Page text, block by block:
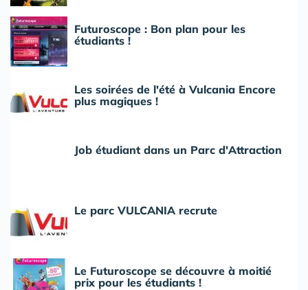
Futuroscope : Bon plan pour les
étudiants !
Les soirées de l'été à Vulcania Encore
plus magiques !
Job étudiant dans un Parc d'Attraction
Le parc VULCANIA recrute
Le Futuroscope se découvre à moitié
prix pour les étudiants !